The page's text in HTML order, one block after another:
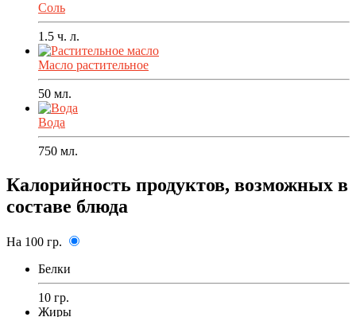
Соль
1.5 ч. л.
Масло растительное
50 мл.
Вода
750 мл.
Калорийность продуктов, возможных в
составе блюда
На 100 гр.
Белки
10 гр.
Жиры